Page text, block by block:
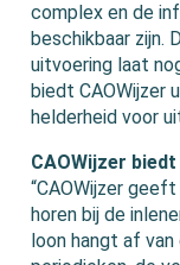
complex en de
beschikbaar zijn.
uitvoering laat
biedt CAOWijzer
helderheid voor
CAOWijzer
“CAOWijzer
horen bij de
loon hangt af